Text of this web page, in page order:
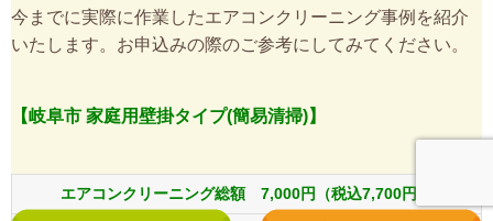
今までに実際に作業したエアコンクリーニング事例を紹介
いたします。お申込みの際のご参考にしてみてください。
【岐阜市 家庭用壁掛タイプ(簡易清掃)】
エアコンクリーニング総額 7,000円（税込7,700円）